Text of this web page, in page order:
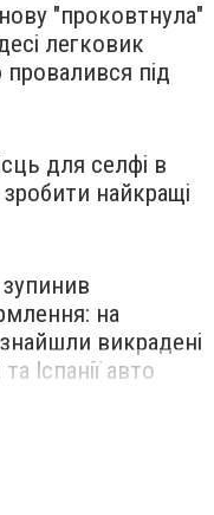
"проковтнула"
легковик
провалився під
для селфі в
найкращі
на
викрадені
Іспанії авто